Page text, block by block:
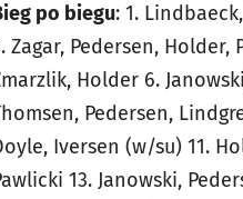
po biegu: 1.
Zagar, Pedersen,
Holder 6.
Pedersen,
Iversen (w/su) 11.
13. Janowski,